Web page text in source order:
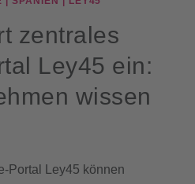
zentrales
Ley45 ein:
wissen
Portal Ley45 können